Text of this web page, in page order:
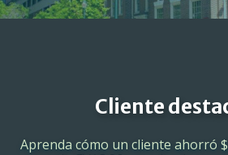
Cliente
Aprenda cómo un cliente ahorró